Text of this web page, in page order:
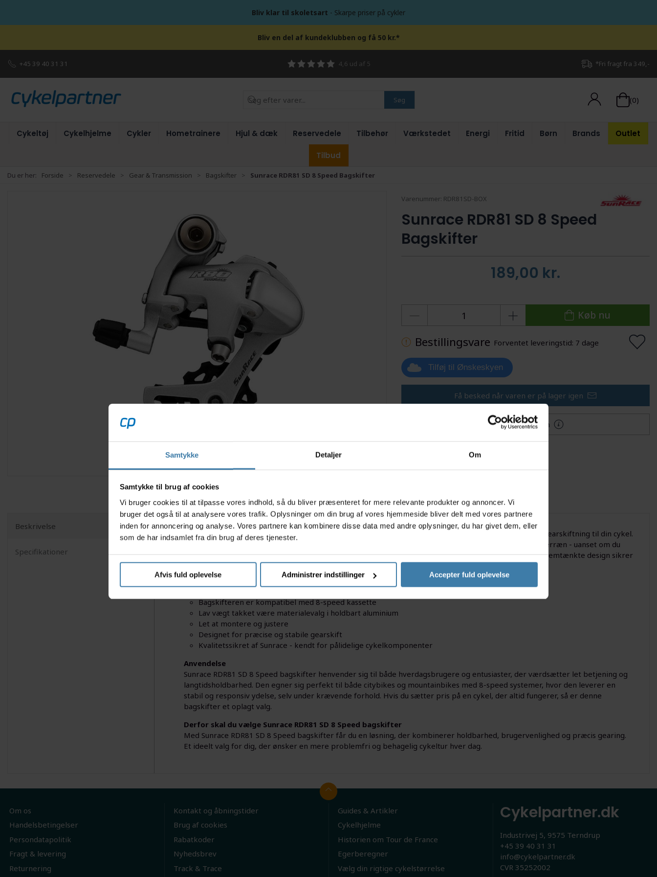
Samtykke Detaljer Om
Samtykke til brug af cookies
Vi bruger cookies til at tilpasse vores indhold, så du bliver præsenteret for mere relevante produkter og annoncer. Vi
bruger det også til at analysere vores trafik. Oplysninger om din brug af vores hjemmeside bliver delt med vores partnere
inden for annoncering og analyse. Vores partnere kan kombinere disse data med andre oplysninger, du har givet dem, eller
som de har indsamlet fra din brug af deres tjenester.
Afvis fuld oplevelse Administrer indstillinger Accepter fuld oplevelse
Bliv klar til skoletsart - Skarpe priser på cykler
Bliv en del af kundeklubben og få 50 kr.*
+45 39 40 31 31 4,6 ud af 5 *Fri fragt fra 349,-
Søg (0)
Cykeltøj Cykelhjelme Cykler Hometrainere Hjul & dæk Reservedele Tilbehør Værkstedet Energi Fritid Børn Brands Outlet
Tilbud
Du er her: Forside Reservedele Gear & Transmission Bagskifter Sunrace RDR81 SD 8 Speed Bagskifter
Varenummer: RDR81SD-BOX
Sunrace RDR81 SD 8 Speed
Bagskifter
189,00 kr.
Køb nu
Bestillingsvare Forventet leveringstid: 7 dage
Tilføj til Ønskeskyen
Få besked når varen er på lager igen
Mere information
Beskrivelse
Specifikationer
Sunrace RDR81 SD 8 Speed bagskifter er en pålidelig og effektiv løsning, hvis du ønsker en problemfri gearskiftning til din cykel.
Denne bagskifter er designet til at levere jævne og præcise skift, så du let kan tilpasse dig varierende terræn - uanset om du
pendler gennem byen eller tager på længere cykelture i naturen. Med sin robuste konstruktion og gennemtænkte design sikrer
Sunrace RDR81 SD, at din cykeloplevelse bliver både komfortabel og driftssikker.
Nyttige facts
Bagskifteren er kompatibel med 8-speed kassette
Lav vægt takket være materialevalg i holdbart aluminium
Let at montere og justere
Designet for præcise og stabile gearskift
Kvalitetssikret af Sunrace - kendt for pålidelige cykelkomponenter
Anvendelse
Sunrace RDR81 SD 8 Speed bagskifter henvender sig til både hverdagsbrugere og entusiaster, der værdsætter let betjening og
langtidsholdbarhed. Den egner sig perfekt til både citybikes og mountainbikes med 8-speed systemer, hvor den leverer en
stabil og responsiv ydelse, selv under krævende forhold. Hvis du sætter pris på en cykel, der altid fungerer, så er denne
bagskifter et oplagt valg.
Derfor skal du vælge Sunrace RDR81 SD 8 Speed bagskifter
Med Sunrace RDR81 SD 8 Speed bagskifter får du en løsning, der kombinerer holdbarhed, brugervenlighed og præcis gearing.
Et ideelt valg for dig, der ønsker en mere problemfri og behagelig cykeltur hver dag.
Om os
Handelsbetingelser
Persondatapolitik
Fragt & levering
Returnering
Kontakt og åbningstider
Brug af cookies
Rabatkoder
Nyhedsbrev
Track & Trace
Guides & Artikler
Cykelhjelme
Historien om Tour de France
Egerberegner
Vælg din rigtige cykelstørrelse
Cykelpartner.dk
Industrivej 5, 9575 Terndrup
+45 39 40 31 31
info@cykelpartner.dk
CVR 35252002